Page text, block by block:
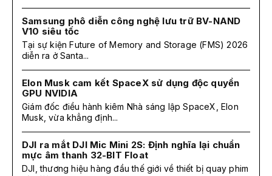
Samsung phô diễn công nghệ lưu trữ BV-NAND
V10 siêu tốc
Tại sự kiện Future of Memory and Storage (FMS) 2026
diễn ra ở Santa...
Elon Musk cam kết SpaceX sử dụng độc quyền
GPU NVIDIA
Giám đốc điều hành kiêm Nhà sáng lập SpaceX, Elon
Musk, vừa khẳng định...
DJI ra mắt DJI Mic Mini 2S: Định nghĩa lại chuẩn
mực âm thanh 32-BIT Float
DJI, thương hiệu hàng đầu thế giới về thiết bị quay phim